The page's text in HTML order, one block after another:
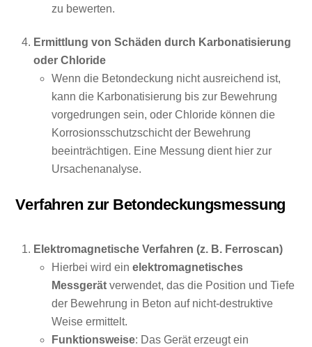
zu bewerten.
Ermittlung von Schäden durch Karbonatisierung
oder Chloride
Wenn die Betondeckung nicht ausreichend ist,
kann die Karbonatisierung bis zur Bewehrung
vorgedrungen sein, oder Chloride können die
Korrosionsschutzschicht der Bewehrung
beeinträchtigen. Eine Messung dient hier zur
Ursachenanalyse.
Verfahren zur Betondeckungsmessung
Elektromagnetische Verfahren (z. B. Ferroscan)
Hierbei wird ein elektromagnetisches
Messgerätverwendet, das die Position und Tiefe
der Bewehrung in Beton auf nicht-destruktive
Weise ermittelt.
Funktionsweise: Das Gerät erzeugt ein